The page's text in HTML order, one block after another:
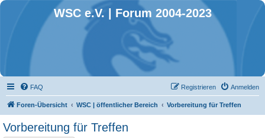
WSC e.V. | Forum 2004-2023
FAQ Anmelden
Registrieren
Foren-Übersicht WSC | öffentlicher Bereich Vorbereitung für Treffen
Vorbereitung für Treffen